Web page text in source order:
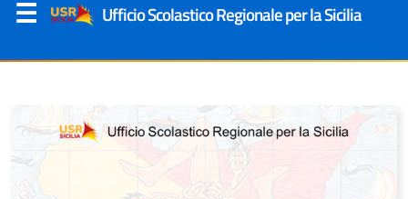
Ufficio Scolastico Regionale per la Sicilia